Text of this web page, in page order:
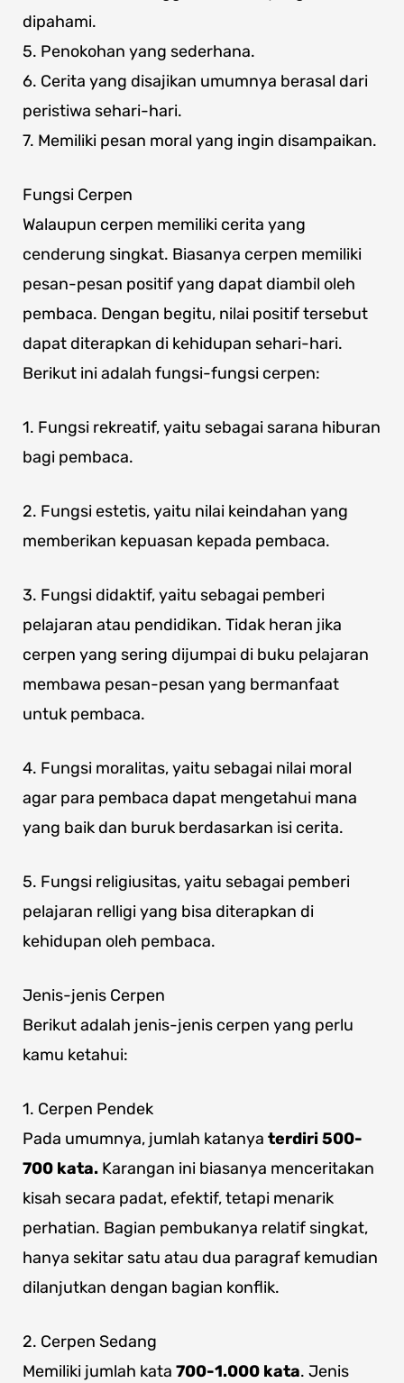
dipahami.
5. Penokohan yang sederhana.
6. Cerita yang disajikan umumnya berasal dari
peristiwa sehari-hari.
7. Memiliki pesan moral yang ingin disampaikan.
Fungsi Cerpen
Walaupun cerpen memiliki cerita yang
cenderung singkat. Biasanya cerpen memiliki
pesan-pesan positif yang dapat diambil oleh
pembaca. Dengan begitu, nilai positif tersebut
dapat diterapkan di kehidupan sehari-hari.
Berikut ini adalah fungsi-fungsi cerpen:
1. Fungsi rekreatif, yaitu sebagai sarana hiburan
bagi pembaca.
2. Fungsi estetis, yaitu nilai keindahan yang
memberikan kepuasan kepada pembaca.
3. Fungsi didaktif, yaitu sebagai pemberi
pelajaran atau pendidikan. Tidak heran jika
cerpen yang sering dijumpai di buku pelajaran
membawa pesan-pesan yang bermanfaat
untuk pembaca.
4. Fungsi moralitas, yaitu sebagai nilai moral
agar para pembaca dapat mengetahui mana
yang baik dan buruk berdasarkan isi cerita.
5. Fungsi religiusitas, yaitu sebagai pemberi
pelajaran relligi yang bisa diterapkan di
kehidupan oleh pembaca.
Jenis-jenis Cerpen
Berikut adalah jenis-jenis cerpen yang perlu
kamu ketahui:
1. Cerpen Pendek
Pada umumnya, jumlah katanya terdiri 500-
700 kata. Karangan ini biasanya menceritakan
kisah secara padat, efektif, tetapi menarik
perhatian. Bagian pembukanya relatif singkat,
hanya sekitar satu atau dua paragraf kemudian
dilanjutkan dengan bagian konflik.
2. Cerpen Sedang
Memiliki jumlah kata 700-1.000 kata. Jenis